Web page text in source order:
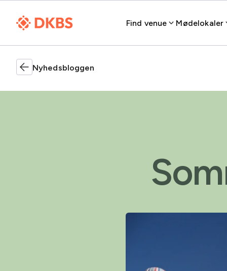
Find venue Mødelokaler
Nyhedsbloggen